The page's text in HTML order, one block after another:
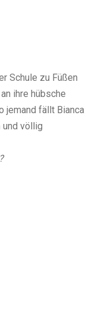
Schule zu Füßen
ihre hübsche
jemand fällt Bianca
völlig